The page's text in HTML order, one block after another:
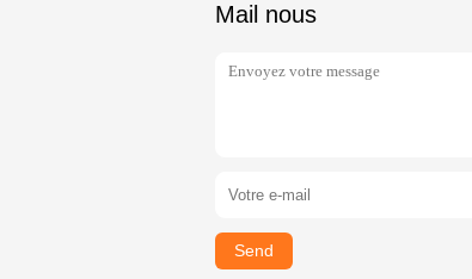
Mail nous
Send